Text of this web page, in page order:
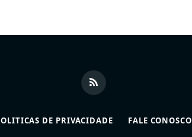
RSS
DE PRIVACIDADE FALE CONOSCO